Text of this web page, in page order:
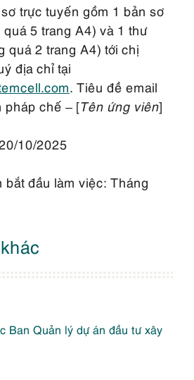
trực tuyến gồm 1 bản sơ
5 trang A4) và 1 thư
quá 2 trang A4) tới chị
địa chỉ tại
. Tiêu đề email
pháp chế – [Tên ứng viên]
10/2025
đầu làm việc: Tháng
Ban Quản lý dự án đầu tư xây